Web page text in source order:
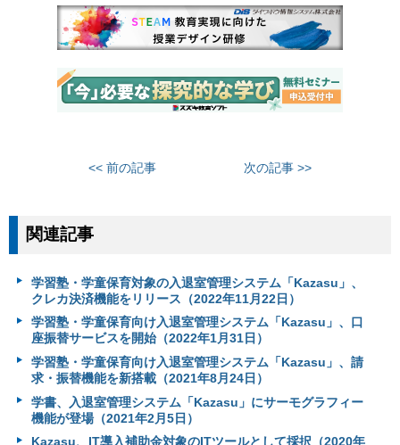
<< 前の記事 次の記事 >>
関連記事
学習塾・学童保育対象の入退室管理システム「Kazasu」、
クレカ決済機能をリリース（2022年11月22日）
学習塾・学童保育向け入退室管理システム「Kazasu」、口
座振替サービスを開始（2022年1月31日）
学習塾・学童保育向け入退室管理システム「Kazasu」、請
求・振替機能を新搭載（2021年8月24日）
学書、入退室管理システム「Kazasu」にサーモグラフィー
機能が登場（2021年2月5日）
Kazasu、IT導入補助金対象のITツールとして採択（2020年